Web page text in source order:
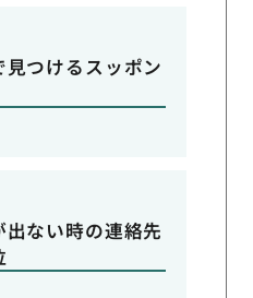
つけるスッポン
ない時の連絡先